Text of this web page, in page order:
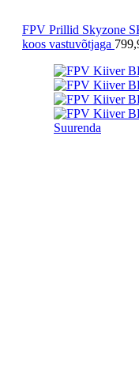
FPV Prillid Skyzone
koos vastuvõtjaga
Suurenda